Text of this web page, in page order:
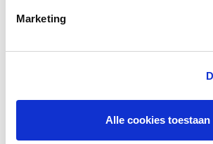
Marketing
Alle cookies toestaan